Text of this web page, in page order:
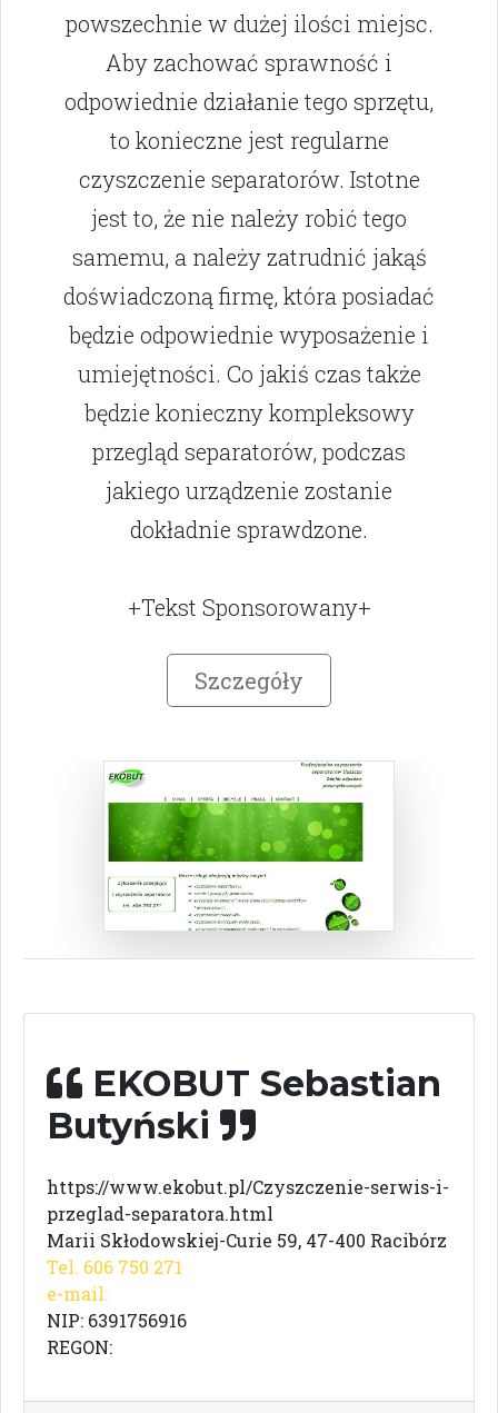
powszechnie w dużej ilości miejsc.
Aby zachować sprawność i
odpowiednie działanie tego sprzętu,
to konieczne jest regularne
czyszczenie separatorów. Istotne
jest to, że nie należy robić tego
samemu, a należy zatrudnić jakąś
doświadczoną firmę, która posiadać
będzie odpowiednie wyposażenie i
umiejętności. Co jakiś czas także
będzie konieczny kompleksowy
przegląd separatorów, podczas
jakiego urządzenie zostanie
dokładnie sprawdzone.
+Tekst Sponsorowany+
Szczegóły
EKOBUT Sebastian
Butyński
https://www.ekobut.pl/Czyszczenie-serwis-i-
przeglad-separatora.html
Marii Skłodowskiej-Curie 59, 47-400 Racibórz
Tel. 606 750 271
e-mail:
NIP: 6391756916
REGON: